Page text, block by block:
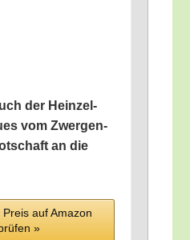
der Hein­zel­
vom Zwer­gen­
an die
auf Ama­zon
»